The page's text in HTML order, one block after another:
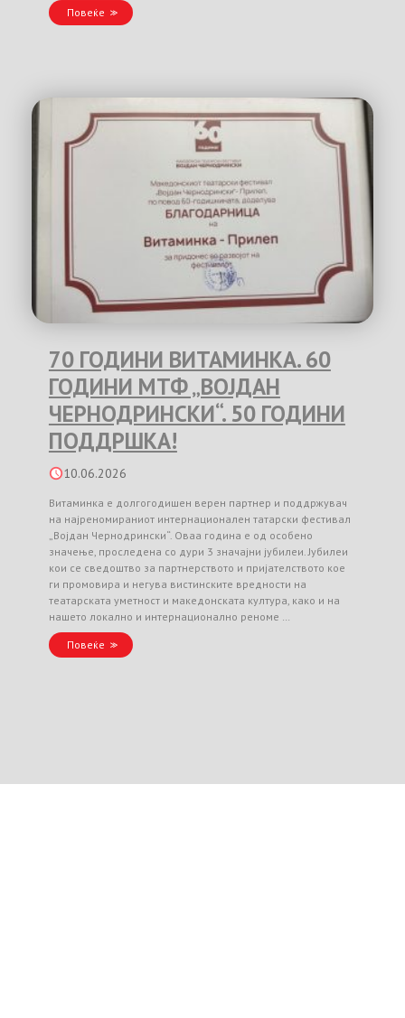
Повеќе
70 ГОДИНИ ВИТАМИНКА. 60
ГОДИНИ МТФ „ВОЈДАН
ЧЕРНОДРИНСКИ“. 50 ГОДИНИ
ПОДДРШКА!
10.06.2026
Витаминка е долгогодишен верен партнер и поддржувач
на најреномираниот интернационален татарски фестивал
„Војдан Чернодрински“. Оваа година е од особено
значење, проследена со дури 3 значајни јубилеи. Јубилеи
кои се сведоштво за партнерството и пријателството кое
ги промовира и негува вистинските вредности на
театарската уметност и македонската култура, како и на
нашето локално и интернационално реноме …
Повеќе